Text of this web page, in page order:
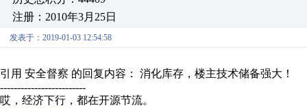
注册：2010年3月25日
发表于：2019-01-03 12:54:58
引用 安全督察 的回复内容： 消化库存，楼主技术储备强大！
-------------------------
哎，经济下行，都在开源节流。